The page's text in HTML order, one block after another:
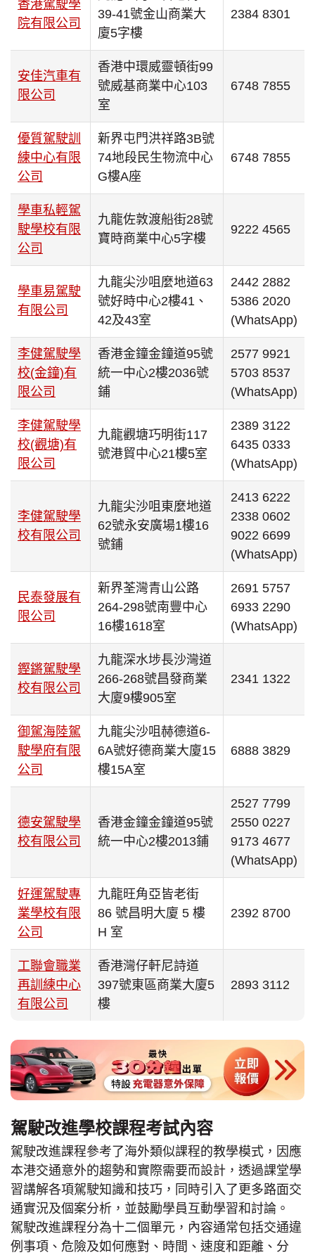
香港駕駛學
院有限公司
39-41號金山商業大
廈5字樓
2384 8301
安佳汽車有
限公司
香港中環威靈頓街99
號威基商業中心103
室
6748 7855
優質駕駛訓
練中心有限
公司
新界屯門洪祥路3B號
74地段民生物流中心
G樓A座
6748 7855
學車私輕駕
駛學校有限
公司
九龍佐敦渡船街28號
寶時商業中心5字樓
9222 4565
學車易駕駛
有限公司
九龍尖沙咀麼地道63
號好時中心2樓41、
42及43室
2442 2882
5386 2020
(WhatsApp)
李健駕駛學
校(金鐘)有
限公司
香港金鐘金鐘道95號
統一中心2樓2036號
鋪
2577 9921
5703 8537
(WhatsApp)
李健駕駛學
校(觀塘)有
限公司
九龍觀塘巧明街117
號港貿中心21樓5室
2389 3122
6435 0333
(WhatsApp)
李健駕駛學
校有限公司
九龍尖沙咀東麼地道
62號永安廣場1樓16
號鋪
2413 6222
2338 0602
9022 6699
(WhatsApp)
民泰發展有
限公司
新界荃灣青山公路
264-298號南豐中心
16樓1618室
2691 5757
6933 2290
(WhatsApp)
鏗鏘駕駛學
校有限公司
九龍深水埗長沙灣道
266-268號昌發商業
大廈9樓905室
2341 1322
御駕海陸駕
駛學府有限
公司
九龍尖沙咀赫德道6-
6A號好德商業大廈15
樓15A室
6888 3829
德安駕駛學
校有限公司
香港金鐘金鐘道95號
統一中心2樓2013鋪
2527 7799
2550 0227
9173 4677
(WhatsApp)
好運駕駛專
業學校有限
公司
九龍旺角亞皆老街
86 號昌明大廈 5 樓
H 室
2392 8700
工聯會職業
再訓練中心
有限公司
香港灣仔軒尼詩道
397號東區商業大廈5
樓
2893 3112
駕駛改進學校課程考試內容
駕駛改進課程參考了海外類似課程的教學模式，因應
本港交通意外的趨勢和實際需要而設計，透過課堂學
習講解各項駕駛知識和技巧，同時引入了更多路面交
通實況及個案分析，並鼓勵學員互動學習和討論。
駕駛改進課程分為十二個單元，內容通常包括交通違
例事項、危險及如何應對、時間、速度和距離、分